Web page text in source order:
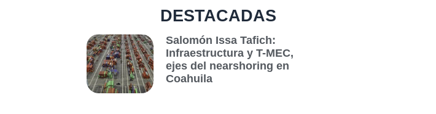
DESTACADAS
Salomón Issa Tafich:
Infraestructura y T-MEC,
ejes del nearshoring en
Coahuila